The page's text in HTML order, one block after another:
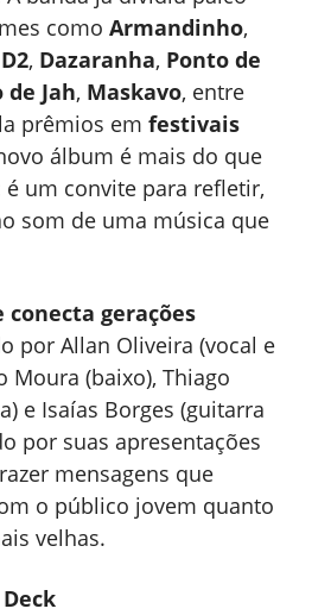
como Armandinho,
, Dazaranha, Ponto de
de Jah, Maskavo, entre
prêmios em festivais
álbum é mais do que
é um convite para refletir,
som de uma música que
conecta gerações
por Allan Oliveira (vocal e
Moura (baixo), Thiago
e Isaías Borges (guitarra
por suas apresentações
mensagens que
o público jovem quanto
velhas.